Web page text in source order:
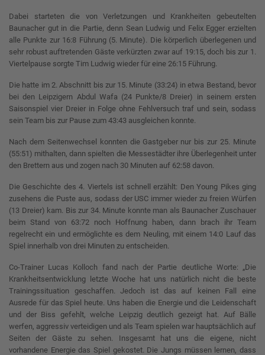
Dabei starteten die von Verletzungen und Krankheiten gebeutelten
Baunacher gut in die Partie, denn Sean Ludwig und Felix Egger erzielten
alle Punkte zur 16:8 Führung (5. Minute). Die körperlich überlegenen und
sehr robust auftretenden Gäste verkürzten zwar auf 19:15, doch bis zur 1.
Viertelpause sorgte Tim Ludwig wieder für eine 26:15 Führung.
Die hatte im 2. Abschnitt bis zur 15. Minute (33:24) in etwa Bestand, bevor
bei den Leipzigern Abdul Wafa (24 Punkte/8 Dreier) in seinem ersten
Saisonspiel vier Dreier in Folge ohne Fehlversuch traf und sein, sodass
sein Team bis zur Pause zum 43:43 ausgleichen konnte.
Nach dem Seitenwechsel konnten die Gastgeber nur bis zur 25. Minute
(55:51) mithalten, dann spielten die Messestädter ihre Überlegenheit unter
den Brettern aus und zogen nach 30 Minuten auf 62:58 davon.
Die Geschichte des 4. Viertels ist schnell erzählt: Den Young Pikes ging
zusehens die Puste aus, sodass der USC immer wieder zu freien Würfen
(13 Dreier) kam. Bis zur 34. Minute konnte man als Baunacher Zuschauer
beim Stand von 63:72 noch Hoffnung haben, dann brach ihr Team
regelrecht ein und ermöglichte es dem Neuling, mit einem 14:0 Lauf das
Spiel innerhalb von drei Minuten zu entscheiden.
Co-Trainer Lucas Kolloch fand nach der Partie deutliche Worte: „Die
Krankheitsentwicklung letzte Woche hat uns natürlich nicht die beste
Trainingssituation geschaffen. Jedoch ist das auf keinen Fall eine
Ausrede für das Spiel heute. Uns haben die Energie und die Leidenschaft
und der Biss gefehlt, welche Leipzig deutlich gezeigt hat. Auf Bälle
werfen, aggressiv verteidigen und als Team spielen war hauptsächlich auf
Seiten der Gäste zu sehen. Insgesamt hat uns die eigene, nicht
vorhandene Energie das Spiel gekostet. Die Jungs müssen lernen, dass